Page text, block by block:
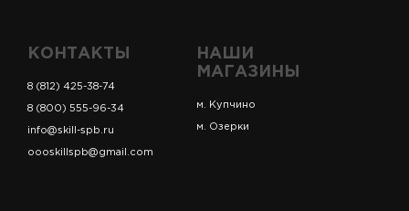
КОНТАКТЫ
8 (812) 425-38-74
8 (800) 555-96-34
info@skill-spb.ru
oooskillspb@gmail.com
НАШИ
МАГАЗИНЫ
м. Купчино
м. Озерки